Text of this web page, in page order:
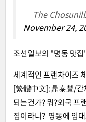
— The
November 24,
조선일보의 "명동 맛
세계적인 프랜차이즈
[繁體中文]:鼎泰豐/간
되는건가? 뭐?외국 프
집이라니? 명동에 임